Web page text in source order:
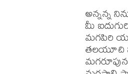
అన్నన్న
మీ
మగపిరి
తలయూచి